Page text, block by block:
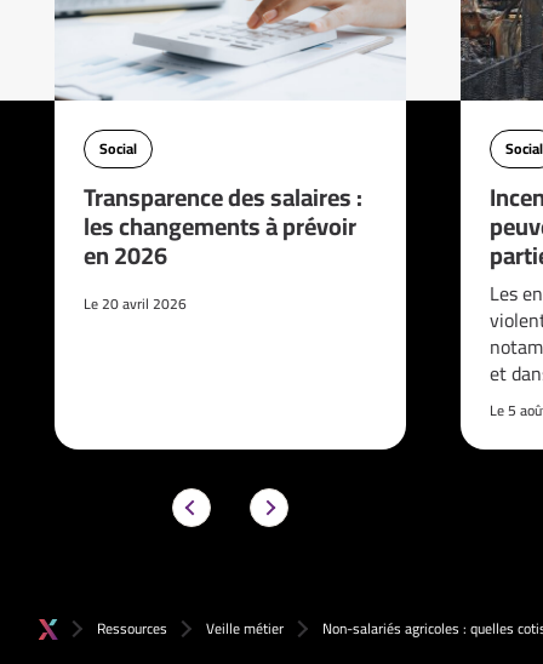
Social
Transparence des salaires :
les changements à prévoir
en 2026
Le 20 avril 2026
Social
Les
et
Le 5
Ressources Veille métier Non-salariés agricoles : quelles